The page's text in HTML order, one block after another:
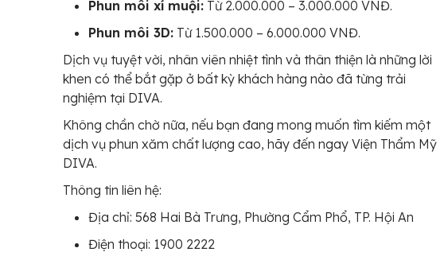
Phun môi xí muội: Từ 2.000.000 – 3.000.000 VNĐ.
Phun môi 3D: Từ 1.500.000 – 6.000.000 VNĐ.
Dịch vụ tuyệt vời, nhân viên nhiệt tình và thân thiện là những lời
khen có thể bắt gặp ở bất kỳ khách hàng nào đã từng trải
nghiệm tại DIVA.
Không chần chờ nữa, nếu bạn đang mong muốn tìm kiếm một
dịch vụ phun xăm chất lượng cao, hãy đến ngay Viện Thẩm Mỹ
DIVA.
Thông tin liên hệ:
Địa chỉ: 568 Hai Bà Trưng, Phường Cẩm Phổ, TP. Hội An
Điện thoại: 1900 2222